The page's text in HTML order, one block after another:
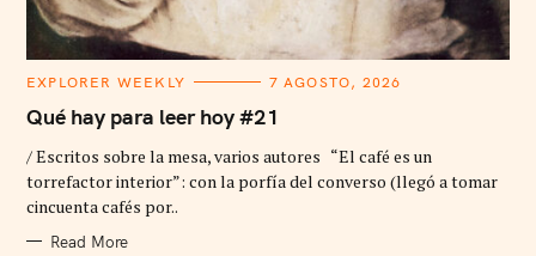
C
T
E
O
R
I
E
EXPLORER WEEKLY 7 AGOSTO, 2026
Qué hay para leer hoy #21
/ Escritos sobre la mesa, varios autores “El café es un
torrefactor interior”: con la porfía del converso (llegó a tomar
cincuenta cafés por..
Read More